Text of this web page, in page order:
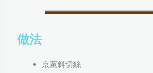
做法
京蔥斜切絲